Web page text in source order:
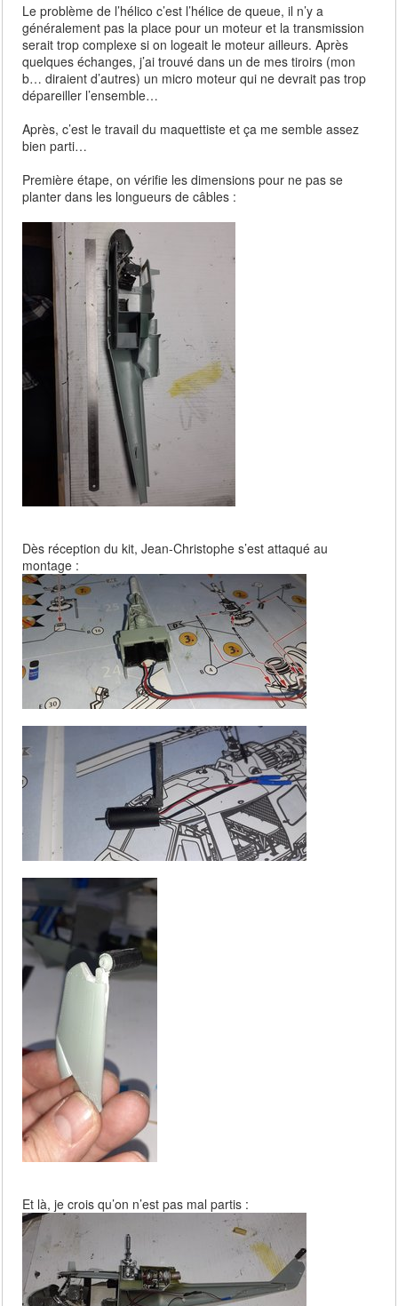
Le problème de l’hélico c’est l’hélice de queue, il n’y a
généralement pas la place pour un moteur et la transmission
serait trop complexe si on logeait le moteur ailleurs. Après
quelques échanges, j’ai trouvé dans un de mes tiroirs (mon
b… diraient d’autres) un micro moteur qui ne devrait pas trop
dépareiller l’ensemble…
Après, c’est le travail du maquettiste et ça me semble assez
bien parti…
Première étape, on vérifie les dimensions pour ne pas se
planter dans les longueurs de câbles :
Dès réception du kit, Jean-Christophe s’est attaqué au
montage :
Et là, je crois qu’on n’est pas mal partis :